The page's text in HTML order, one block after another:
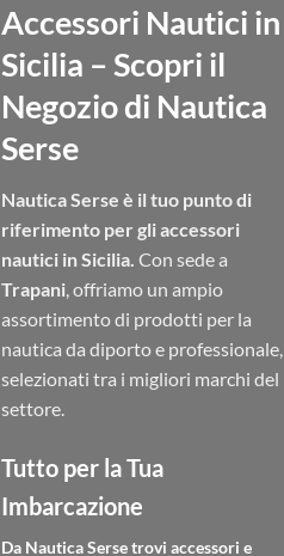
Accessori Nautici in
Sicilia – Scopri il
Negozio di Nautica
Serse
Nautica Serse è il tuo punto di
riferimento per gli accessori
nautici in Sicilia. Con sede a
Trapani, offriamo un ampio
assortimento di prodotti per la
nautica da diporto e professionale,
selezionati tra i migliori marchi del
settore.
Tutto per la Tua
Imbarcazione
Da Nautica Serse trovi accessori e